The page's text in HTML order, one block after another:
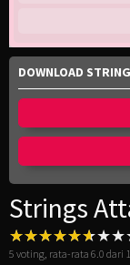
DOWNLOAD
Strings
5 voting, rata-rata 6.0 dari